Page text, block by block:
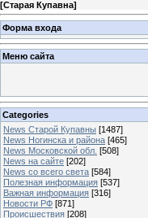
[Старая Купавна]
Форма входа
Меню сайта
Categories
News Старой Купавны [1487]
News Ногинска и района [465]
News Московской обл. [508]
News на сайте [202]
News со всего света [584]
Полезная информация [537]
Важная информация [316]
Новости РФ [871]
Происшествия [208]